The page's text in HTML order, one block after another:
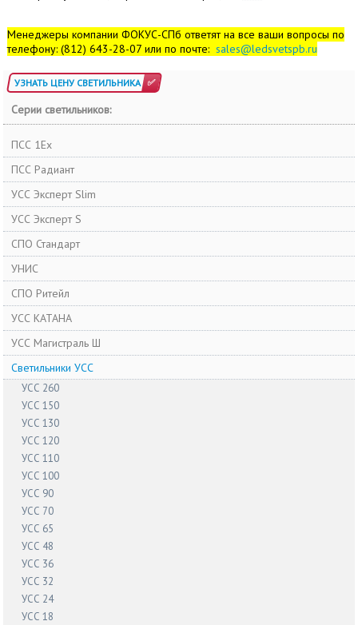
Менеджеры компании ФОКУС-СПб ответят на все ваши вопросы по
телефону: (812) 643-28-07 или по почте: sales@ledsvetspb.ru
УЗНАТЬ ЦЕНУ СВЕТИЛЬНИКА
Серии светильников:
ПСС 1Ex
ПСС Радиант
УСС Эксперт Slim
УСС Эксперт S
СПО Стандарт
УНИС
СПО Ритейл
УСС КАТАНА
УСС Магистраль Ш
Светильники УСС
УСС 260
УСС 150
УСС 130
УСС 120
УСС 110
УСС 100
УСС 90
УСС 70
УСС 65
УСС 48
УСС 36
УСС 32
УСС 24
УСС 18